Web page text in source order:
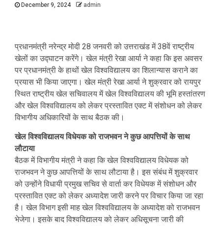
December 9, 2024 admin
प्रधानमंत्री नरेन्द्र मोदी 28 जनवरी को उत्तराखंड में 38वें राष्ट्रीय
खेलों का उद्घाटन करेंगे। खेल मंत्री रेखा आर्या ने कहा कि इस अवसर
पर प्रधानमंत्री के हाथों खेल विश्वविद्यालय का शिलान्यास कराने का
प्रयास भी किया जाएगा। खेल मंत्री रेखा आर्या ने शुक्रवार को रायपुर
स्थित राष्ट्रीय खेल सचिवालय में खेल विश्वविद्यालय की भूमि हस्तांतरण
और खेल विश्वविद्यालय को लेकर प्रस्तावित एक्ट में संशोधन को लेकर
विभागीय अधिकारियों के साथ बैठक की।
खेल विश्वविद्यालय विधेयक को राजभवन ने कुछ आपत्तियों के साथ
लौटाया
बैठक में विभागीय मंत्री ने कहा कि खेल विश्वविद्यालय विधेयक को
राजभवन ने कुछ आपत्तियों के साथ लौटाया है। इस संबंध में शुक्रवार
को उन्होंने विधायी प्रमुख सचिव से वार्ता कर विधेयक में संशोधन और
प्रस्तावित एक्ट को लेकर अध्यादेश जारी करने पर विचार किया जा रहा
है। खेल विभाग इसी माह खेल विश्वविद्यालय के अध्यादेश को राजभवन
भेजेगा। इसके बाद विश्वविद्यालय को लेकर अधिसूचना जारी की